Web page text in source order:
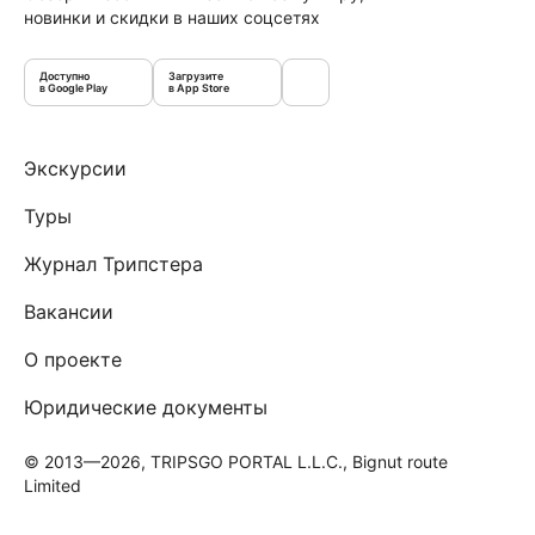
новинки и скидки в наших соцсетях
Доступно
в Google Play
Загрузите
в App Store
Экскурсии
Туры
Журнал Трипстера
Вакансии
О проекте
Юридические документы
© 2013—2026, TRIPSGO PORTAL L.L.C., Bignut route
Limited